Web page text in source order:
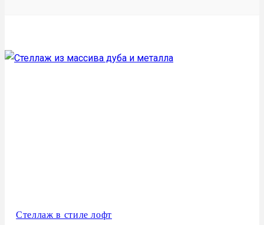
Стеллаж в стиле лофт